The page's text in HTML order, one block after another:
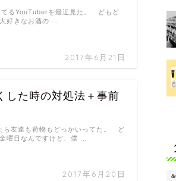
2017年6月21日
るYouTuberを最近見た。 どもど
好きなお酒の …
した時の対処法＋事前
2017年6月20日
ら友達も荷物もどっかいってた。 ど
曜日なんですけど、僕 …